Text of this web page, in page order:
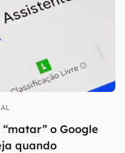
o Google
quando